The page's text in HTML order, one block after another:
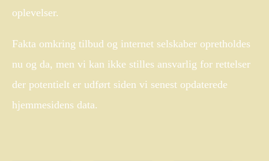
oplevelser.
Fakta omkring tilbud og internet selskaber opretholdes
nu og da, men vi kan ikke stilles ansvarlig for rettelser
der potentielt er udført siden vi senest opdaterede
hjemmesidens data.